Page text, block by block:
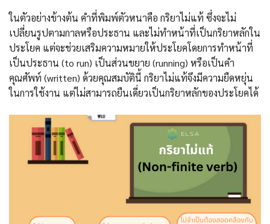
ในตัวอย่างข้างต้น คำที่พิมพ์ตัวหนาคือ กริยาไม่แท้ ซึ่งจะไม่
เปลี่ยนรูปตามกาลหรือประธาน และไม่ทำหน้าที่เป็นกริยาหลักใน
ประโยค แต่จะช่วยเสริมความหมายให้ประโยคโดยการทำหน้าที่
เป็นประธาน (to run) เป็นส่วนขยาย (running) หรือเป็นคำ
คุณศัพท์ (written) ด้วยคุณสมบัตินี้ กริยาไม่แท้จึงมีความยืดหยุ่น
ในการใช้งาน แต่ไม่สามารถยืนเดี่ยวเป็นกริยาหลักของประโยคได้